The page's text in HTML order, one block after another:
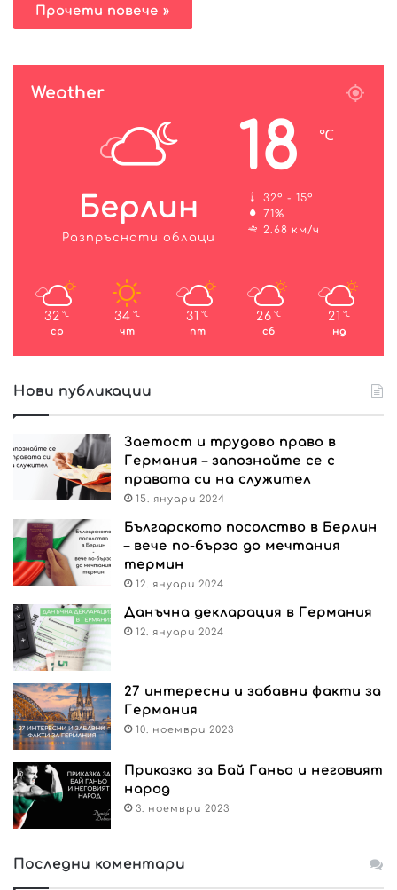
Прочети повече »
Weather
Берлин
Разпръснати облаци
18 ℃
32º - 15º
71%
2.68 км/ч
32 ℃
ср
34 ℃
чт
31 ℃
пт
26 ℃
сб
21 ℃
нд
Нови публикации
Заетост и трудово право в
Германия – запознайте се с
правата си на служител
15. януари 2024
Българското посолство в Берлин
– вече по-бързо до мечтания
термин
12. януари 2024
Данъчна декларация в Германия
12. януари 2024
27 интересни и забавни факти за
Германия
10. ноември 2023
Приказка за Бай Ганьо и неговият
народ
3. ноември 2023
Последни коментари